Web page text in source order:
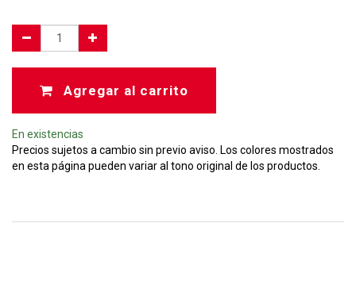
Agregar al carrito
En existencias
Precios sujetos a cambio sin previo aviso. Los colores mostrados
en esta página pueden variar al tono original de los productos.